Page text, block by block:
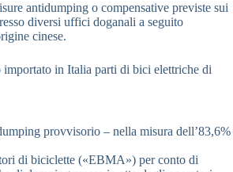
antidumping o compensative previste sui
diversi uffici doganali a seguito
cinese.
importato in Italia parti di bici elettriche di
provvisorio – nella misura dell’83,6%
di biciclette («EBMA») per conto di